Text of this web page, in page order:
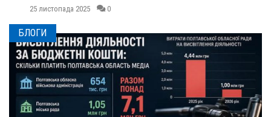
25 листопада 2025 0
БЛОГИ